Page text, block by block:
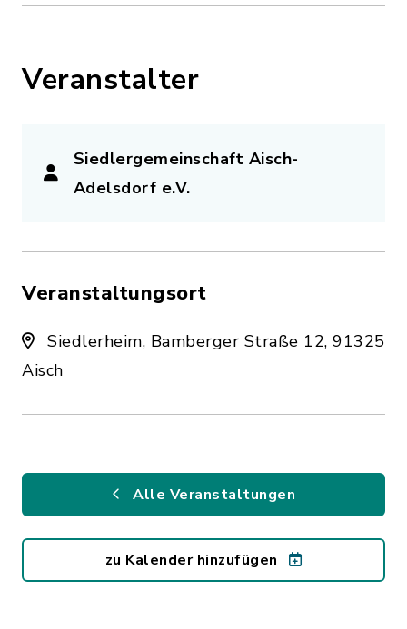
Veranstalter
Siedlergemeinschaft Aisch-
Adelsdorf e.V.
Veranstaltungsort
Siedlerheim, Bamberger Straße 12, 91325
Aisch
Alle Veranstaltungen
zu Kalender hinzufügen